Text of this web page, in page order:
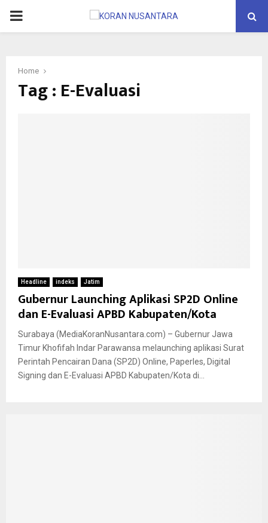
PRIMARY
Home
Tag : E-Evaluasi
Headline indeks Jatim
Gubernur Launching Aplikasi SP2D Online
dan E-Evaluasi APBD Kabupaten/Kota
Surabaya (MediaKoranNusantara.com) – Gubernur Jawa
Timur Khofifah Indar Parawansa melaunching aplikasi Surat
Perintah Pencairan Dana (SP2D) Online, Paperles, Digital
Signing dan E-Evaluasi APBD Kabupaten/Kota di...